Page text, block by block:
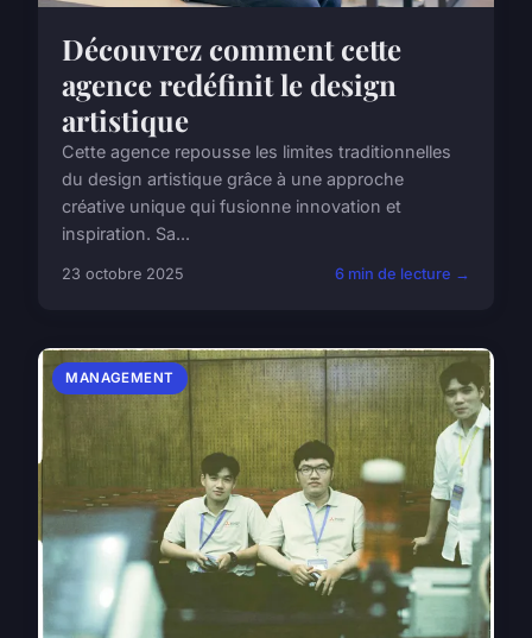
Découvrez comment cette
agence redéfinit le design
artistique
Cette agence repousse les limites traditionnelles
du design artistique grâce à une approche
créative unique qui fusionne innovation et
inspiration. Sa...
23 octobre 2025 6 min de lecture →
MANAGEMENT